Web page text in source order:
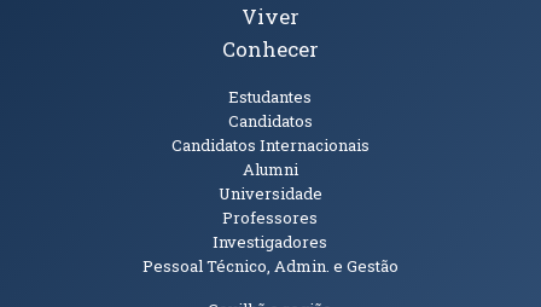
Viver
Conhecer
Estudantes
Candidatos
Candidatos Internacionais
Alumni
Universidade
Professores
Investigadores
Pessoal Técnico, Admin. e Gestão